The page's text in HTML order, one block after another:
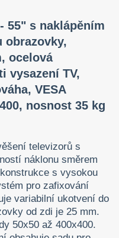
55" s naklápěním
obrazovky,
ocelová
vysazení TV,
VESA
nosnost 35 kg
televizorů s
náklonu směrem
s vysokou
pro zafixování
variabilní ukotvení do
od zdi je 25 mm.
50x50 až 400x400.